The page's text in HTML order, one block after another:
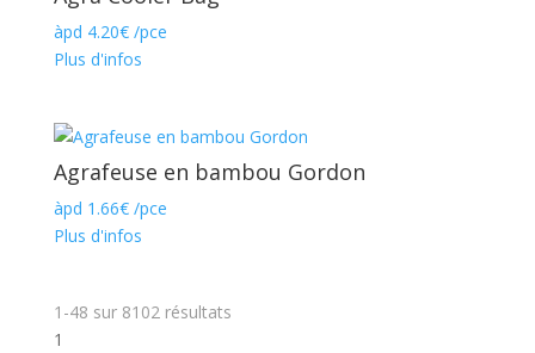
àpd 4.20€/pce
Plus d'infos
Agrafeuse en bambou Gordon
àpd 1.66€/pce
Plus d'infos
1-48 sur 8102 résultats
1